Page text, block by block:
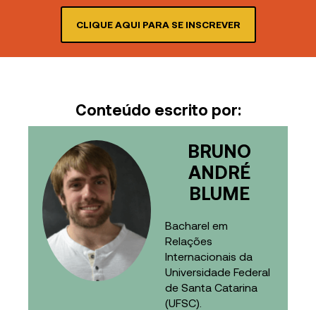
CLIQUE AQUI PARA SE INSCREVER
Conteúdo escrito por:
BRUNO
ANDRÉ
BLUME
Bacharel em
Relações
Internacionais da
Universidade Federal
de Santa Catarina
(UFSC).